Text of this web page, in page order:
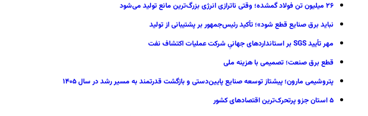
۲۶ میلیون تن فولاد گمشده؛ وقتی ناترازی انرژی بزرگ‌ترین مانع تولید می‌شود
نباید برق صنایع قطع شود»؛ تأکید رئیس‌جمهور بر پشتیبانی از تولید
مهر تأیید SGS بر استانداردهای جهانیِ شرکت عملیات اکتشاف نفت
قطع برق صنعت؛ تصمیمی با هزینه ملی
پتروشیمی مارون؛ پیشتاز توسعه صنایع پایین‌دستی و بازگشت قدرتمند به مسیر رشد در سال ۱۴۰۵
۵ استان جزو پرتحرک‌ترین اقتصاد‌های کشور